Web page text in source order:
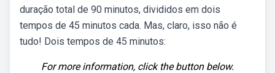
duração total de 90 minutos, divididos em dois
tempos de 45 minutos cada. Mas, claro, isso não é
tudo! Dois tempos de 45 minutos:
For more information, click the button below.